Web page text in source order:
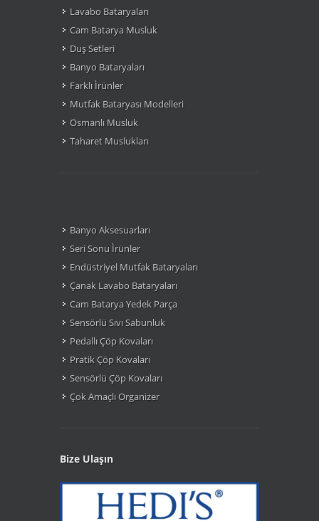
Lavabo Bataryaları
Cam Batarya Musluk
Duş Setleri
Banyo Bataryaları
Farklı Ìrünler
Mutfak Bataryası Modelleri
Osmanlı Musluk
Taharet Muslukları
Banyo Aksesuarları
Seri Sonu Ìrünler
Endüstriyel Mutfak Bataryaları
Çanak Lavabo Bataryaları
Cam Batarya Yedek Parça
Sensörlü Sıvı Sabunluk
Pedallı Çöp Kovaları
Pratik Çöp Kovaları
Sensörlü Çöp Kovaları
Çok Amaçlı Organizer
Bize Ulaşın